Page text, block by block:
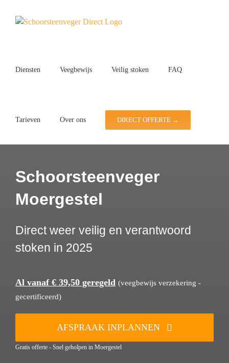
Diensten Veegbewijs Veilig stoken FAQ
Tarieven Over ons DIRECT OFFERTE →
Schoorsteenveger
Moergestel
Direct weer veilig en verantwoord
stoken in 2025
Al vanaf € 39,50 geregeld (veegbewijs verzekering -
gecertificeerd)
AFSPRAAK INPLANNEN
Gratis offerte - Snel geholpen in Moergestel